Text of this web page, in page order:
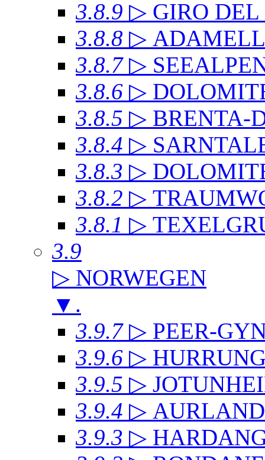
3.8.9 ▷ GIRO
3.8.8 ▷
3.8.7 ▷
3.8.6 ▷
3.8.5 ▷ BRENTA-
3.8.4 ▷
3.8.3 ▷
3.8.2 ▷
3.8.1 ▷
3.9
▷ NORWEGEN
▼ .
3.9.7 ▷ PEER-
3.9.6 ▷
3.9.5 ▷
3.9.4 ▷
3.9.3 ▷